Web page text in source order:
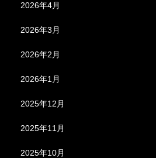
2026年4月
2026年3月
2026年2月
2026年1月
2025年12月
2025年11月
2025年10月